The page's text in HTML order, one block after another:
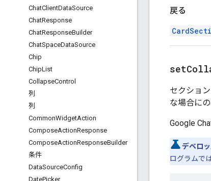
ChatClientDataSource
ChatResponse
ChatResponseBuilder
ChatSpaceDataSource
Chip
ChipList
CollapseControl
列
列
CommonWidgetAction
ComposeActionResponse
ComposeActionResponseBuilder
条件
DataSourceConfig
DatePicker
戻る
セクショ
な場合に
Google
デベロ
ログラムで